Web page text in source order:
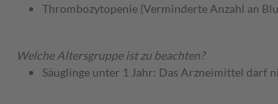
Thrombozytopenie (Verminderte Anzahl an
Welche Altersgruppe ist zu beachten?
Säuglinge unter 1 Jahr: Das Arzneimittel darf